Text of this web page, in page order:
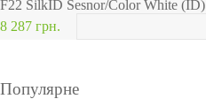
F22 SilkID Sesnor/Color White (ID)
8 287 грн.
Популярне